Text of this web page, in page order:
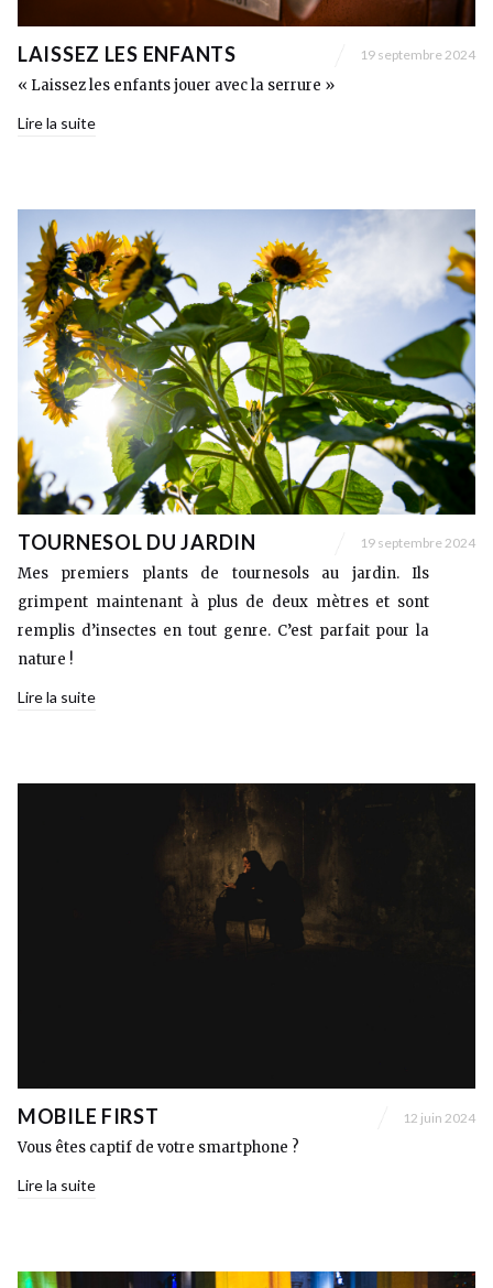
LAISSEZ LES ENFANTS 19 septembre 2024
« Laissez les enfants jouer avec la serrure »
Lire la suite
TOURNESOL DU JARDIN 19 septembre 2024
Mes premiers plants de tournesols au jardin. Ils
grimpent maintenant à plus de deux mètres et sont
remplis d’insectes en tout genre. C’est parfait pour la
nature !
Lire la suite
MOBILE FIRST 12 juin 2024
Vous êtes captif de votre smartphone ?
Lire la suite